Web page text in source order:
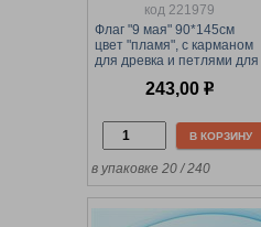
код 221979
Флаг "9 мая" 90*145см
цвет "пламя", с карманом
для древка и петлями для
243,00 р
В КОРЗИНУ
в упаковке 20 / 240